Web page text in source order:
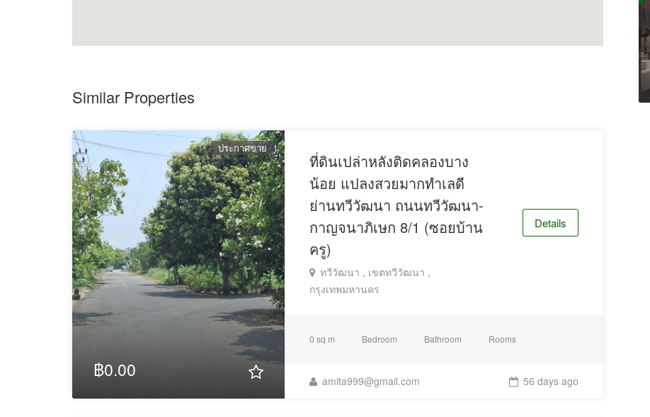
4. Western kitchen
5.Refrigerator
6. 7 air conditioners
It is a bright modern house with nice garden area
+Parking for
Facilities : Swimming pool, Playground , Fitness room and Hi Security guards
Location : on BangNa - Onnut OuterRing Road,
-near Tesco Lotus, Mega/IKEA about10minutes.
-Concordian Int'l School about 10minutes.
Expressway / Motorway easy to access just minutes.
Paseo Shopping Plaza (Onnut-LadKrabang branch) just
Local market, Tesco lotus express, BigC supermarket just 10minutes by driving.
Similar Properties
ประกาศขาย
฿0.00
ที่ดินเปล่าหลังติดคลองบาง
น้อย แปลงสวยมากทำเลดี
ย่านทวีวัฒนา ถนนทวีวัฒนา-
กาญจนาภิเษก 8/1 (ซอยบ้าน
ครู)
ทวีวัฒนา , เขตทวีวัฒนา ,
กรุงเทพมหานคร
Details
0 sq m Bedroom Bathroom Rooms
amita999@gmail.com 56 days ago